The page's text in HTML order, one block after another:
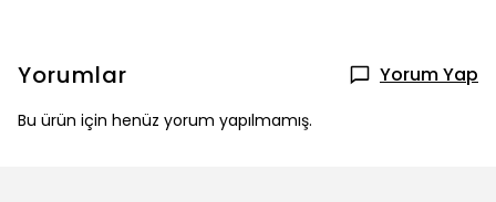
Yorumlar Yorum Yap
Bu ürün için henüz yorum yapılmamış.